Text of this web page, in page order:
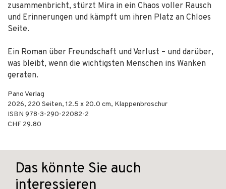
zusammenbricht, stürzt Mira in ein Chaos voller Rausch
und Erinnerungen und kämpft um ihren Platz an Chloes
Seite.
Ein Roman über Freundschaft und Verlust – und darüber,
was bleibt, wenn die wichtigsten Menschen ins Wanken
geraten.
Pano Verlag
2026, 220 Seiten, 12.5 x 20.0 cm, Klappenbroschur
ISBN 978-3-290-22082-2
CHF 29.80
Das könnte Sie auch